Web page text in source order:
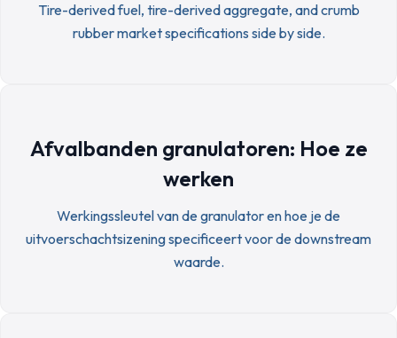
Tire-derived fuel, tire-derived aggregate, and crumb
rubber market specifications side by side.
Afvalbanden granulatoren: Hoe ze
werken
Werkingssleutel van de granulator en hoe je de
uitvoerschachtsizening specificeert voor de downstream
waarde.